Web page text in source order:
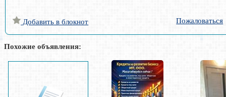
Добавить в блокнот Пожаловаться
Похожие объявления: